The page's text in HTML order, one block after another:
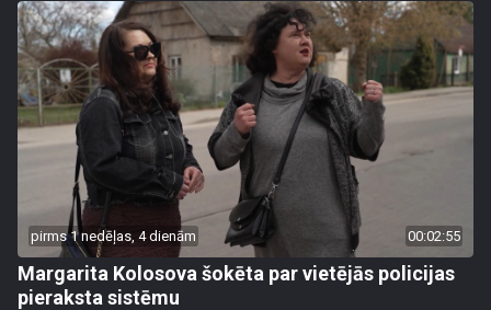
pirms 1 nedēļas, 4 dienām 00:02:55
Margarita Kolosova šokēta par vietējās policijas
pieraksta sistēmu